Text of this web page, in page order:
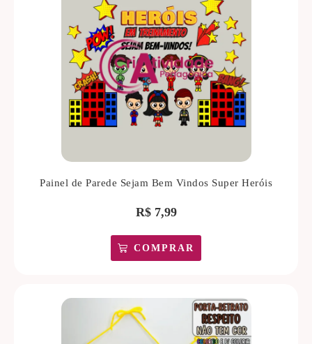
Painel de Parede Sejam Bem Vindos Super Heróis
R$7,99
COMPRAR